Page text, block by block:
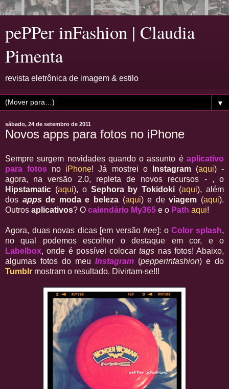
pePPer inFashion | Claudia
Pimenta
revista eletrônica de imagem & estilo
▼
sábado, 24 de setembro de 2011
Novos apps para fotos no iPhone
Sempre surgem novidades quando o assunto é aplicativo
para fotos no iPhone! Já mostrei o Instagram (aqui) -
agora, na versão 2.0, repleta de novos recursos - , o
Hipstamatic (aqui), o Sephora by Tokidoki (aqui), além
dos appsde moda e beleza (aqui) e deviagem (aqui).
Outros aplicativos? O calendário My365 e o Path aqui!
Agora, duas novas dicas [em versãofree]: oColor splash,
no qual podemos escolher o destaque em cor, e o
Labelbox, onde é possível colocartags nas fotos! Abaixo,
algumas fotos do meu Instagram (pepperinfashion) e do
Tumblr mostram o resultado. Divirtam-se!!!